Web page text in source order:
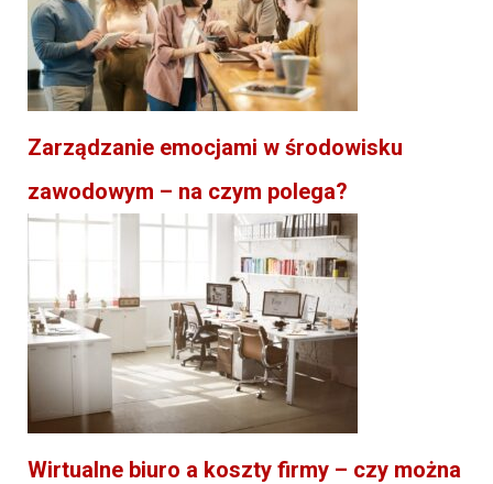
Zarządzanie emocjami w środowisku
zawodowym – na czym polega?
Wirtualne biuro a koszty firmy – czy można